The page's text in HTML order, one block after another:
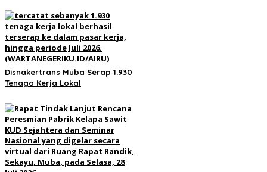
Disnakertrans Muba Serap 1.930
Tenaga Kerja Lokal